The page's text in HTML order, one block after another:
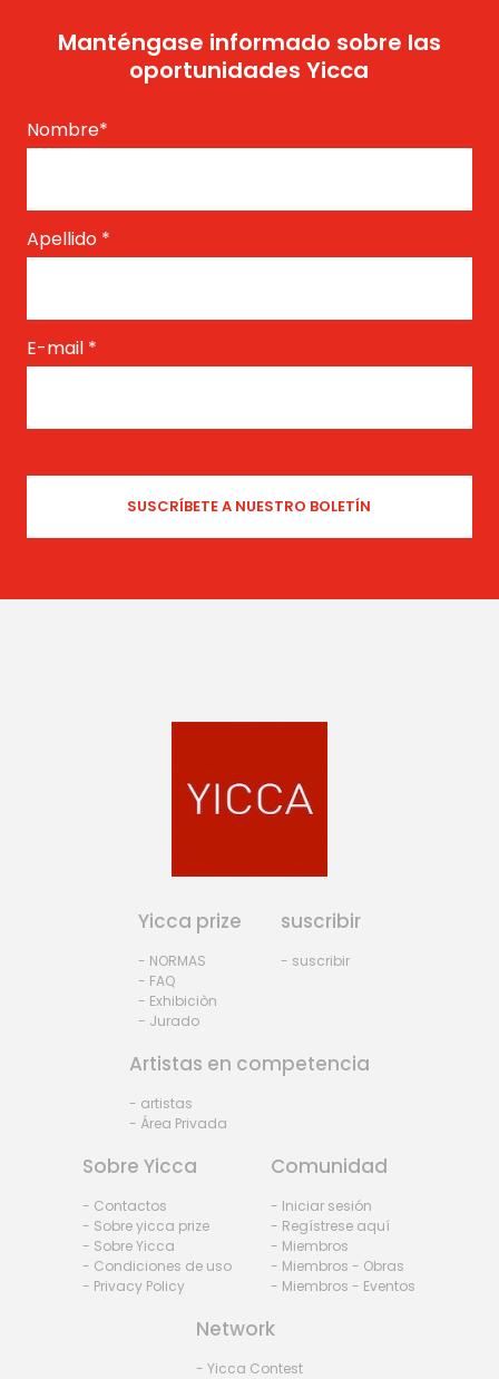
Manténgase informado sobre las
oportunidades Yicca
Nombre*
Apellido *
E-mail *
Yicca prize
- NORMAS
- FAQ
- Exhibiciòn
- Jurado
suscribir
- suscribir
Artistas en competencia
- artistas
- Área Privada
Sobre Yicca
- Contactos
- Sobre yicca prize
- Sobre Yicca
- Condiciones de uso
- Privacy Policy
Comunidad
- Iniciar sesión
- Regístrese aquí
- Miembros
- Miembros - Obras
- Miembros - Eventos
Network
- Yicca Contest